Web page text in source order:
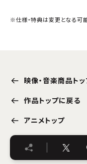
※仕様・特典は変更となる可
映像・音楽商品ト
作品トップに戻る
アニメトップ